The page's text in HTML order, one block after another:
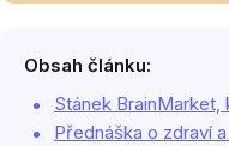
Obsah článku:
Stánek
Přednáška o zdraví